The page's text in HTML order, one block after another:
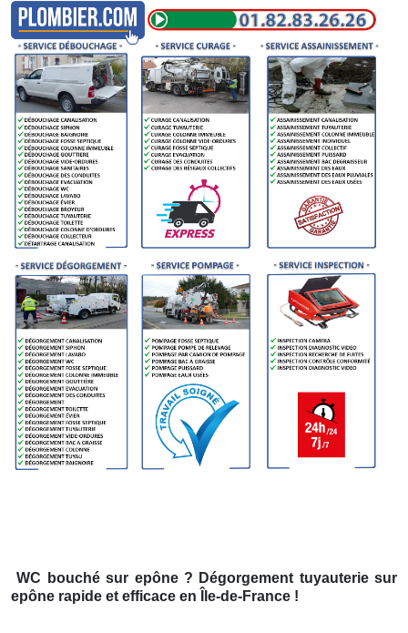
WC bouchésur epône ? Dégorgement tuyauterie sur
epône rapide et efficace en Île-de-France !